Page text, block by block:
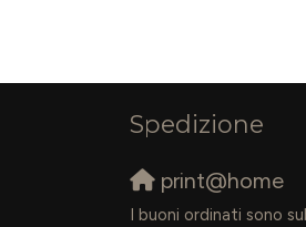
Spedizione
print@home
I buoni ordinati sono